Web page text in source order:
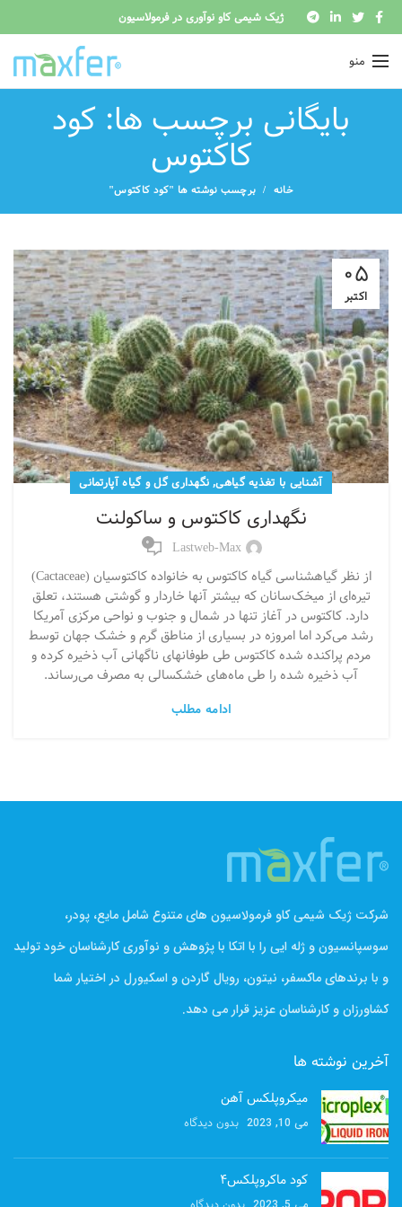
ژیک شیمی کاو نوآوری در فرمولاسیون
منو
بایگانی برچسب ها: کود
کاکتوس
خانه برچسب نوشته ها "کود کاکتوس"
05
اکتبر
آشنایی با تغذیه گیاهی, نگهداری گل و گیاه آپارتمانی
نگهداری کاکتوس و ساکولنت
Lastweb-Max
0
از نظر گیاهشناسی گیاه کاکتوس به خانواده کاکتوسیان (Cactaceae)
تیره‌ای از میخک‌سانان که بیشتر آنها خاردار و گوشتی هستند، تعلق
دارد. کاکتوس در آغاز تنها در شمال و جنوب و نواحی مرکزی آمریکا
رشد می‌کرد اما امروزه در بسیاری از مناطق گرم و خشک جهان توسط
مردم پراکنده شده کاکتوس طی طوفانهای ناگهانی آب ذخیره کرده و
آب ذخیره شده را طی ماه‌های خشکسالی به مصرف می‌رساند.
ادامه مطلب
شرکت ژیک شیمی کاو فرمولاسیون های متنوع شامل مایع، پودر،
سوسپانسیون و ژله ایی را با اتکا با پژوهش و نوآوری کارشناسان خود تولید
و با برندهای ماکسفر، نیتون، رویال گاردن و اسکیورل در اختیار شما
کشاورزان و کارشناسان عزیز قرار می دهد.
آخرین نوشته ها
میکروپلکس آهن
می 10, 2023 بدون دیدگاه
کود ماکروپلکس۴